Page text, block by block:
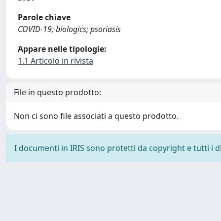
Parole chiave
COVID-19; biologics; psoriasis
Appare nelle tipologie:
1.1 Articolo in rivista
File in questo prodotto:
Non ci sono file associati a questo prodotto.
I documenti in IRIS sono protetti da copyright e tutti i